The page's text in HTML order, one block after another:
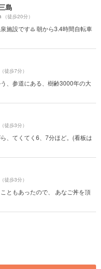
島
（徒歩20分）
施設です♨️ 朝から3.4時間自転車
（徒歩7分）
、参道にある、樹齢3000年の大
（徒歩3分）
、てくてく6、7分ほど。(看板は
（徒歩3分）
ともあったので、 あなご丼を頂